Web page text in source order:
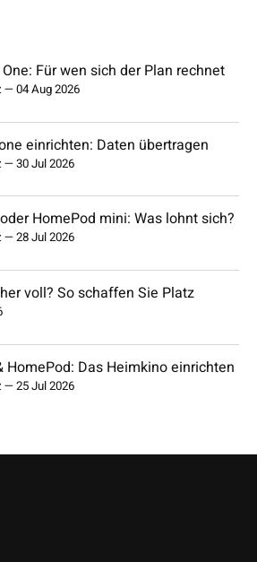
Für wen sich der Plan rechnet
—04 Aug 2026
einrichten: Daten übertragen
—30 Jul 2026
HomePod mini: Was lohnt sich?
—28 Jul 2026
voll? So schaffen Sie Platz
HomePod: Das Heimkino einrichten
—25 Jul 2026